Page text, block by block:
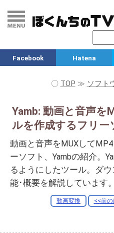
Facebook Hatena
〇 TOP ≫ ソフト
Yamb: 動画と音声を
ルを作成するフリー
動画と音声をMUXして
ーソフト、Yambの紹介。
るようにしたツール。ダ
能･概要を解説しています。
動画変換 <<前